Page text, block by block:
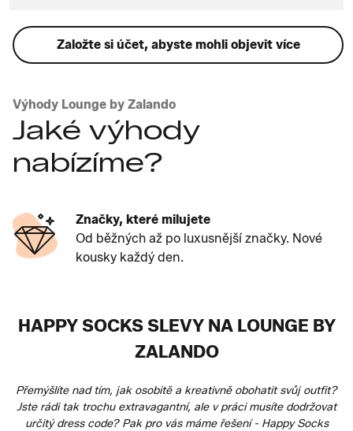
Založte si účet, abyste mohli objevit více
Výhody Lounge by Zalando
Jaké výhody
nabízíme?
Značky, které milujete
Od běžných až po luxusnější značky. Nové
kousky každý den.
HAPPY SOCKS SLEVY NA LOUNGE BY
ZALANDO
Přemýšlíte nad tím, jak osobitě a kreativně obohatit svůj outfit?
Jste rádi tak trochu extravagantní, ale v práci musíte dodržovat
určitý dress code? Pak pro vás máme řešení - Happy Socks